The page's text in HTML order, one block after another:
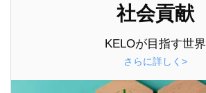
社会貢献
KELOが目指す世界
さらに詳しく>